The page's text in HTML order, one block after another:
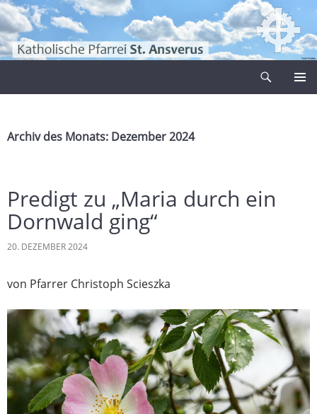
Zum
Inhalt
springen
Archiv des Monats: Dezember 2024
Predigt zu „Maria durch ein
Dornwald ging“
20. DEZEMBER 2024
von Pfarrer Christoph Scieszka